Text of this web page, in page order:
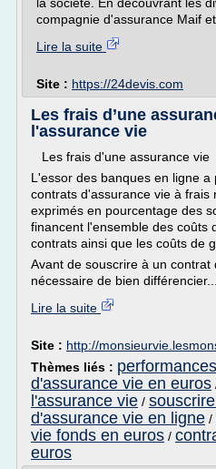
compagnie d'assurance Maif et
Lire la suite
Site : https://24devis.com
Les frais d’une
l'assurance vie
Les frais d'une assurance vie
L'essor des banques en ligne
contrats d'assurance vie à frais
exprimés en pourcentage des
financent l'ensemble des coûts
contrats ainsi que les coûts de
Avant de souscrire à un
nécessaire de bien différencier...
Lire la suite
Site : http://
Thèmes liés :
d'assurance vie en euros
l'assurance vie /
d'assurance vie en ligne /
vie fonds en euros /
euros